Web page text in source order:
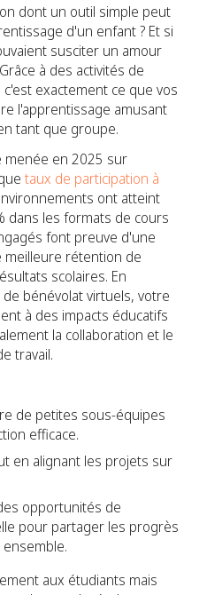
dont un outil simple peut
d'un enfant ? Et si
susciter un amour
à des activités de
exactement ce que vos
l'apprentissage amusant
tant que groupe.
menée en 2025 sur
taux de participation à
ont atteint
dans les formats de cours
font preuve d'une
meilleure rétention de
scolaires. En
bénévolat virtuels, votre
à des impacts éducatifs
la collaboration et le
travail.
de petites sous-équipes
efficace.
en alignant les projets sur
opportunités de
pour partager les progrès
aux étudiants mais